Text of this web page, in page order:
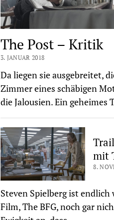
The Post – Kritik
3. JANUAR 2018
Da liegen sie ausgebreitet,
Zimmer eines schäbigen
die Jalousien. Ein geheimes
mit
8.
Steven Spielberg ist
Film, The BFG, noch gar